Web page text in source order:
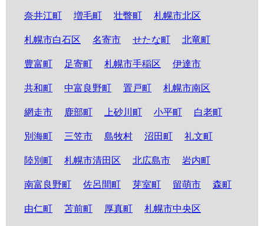
奈井江町 増毛町 壮瞥町 札幌市北区
札幌市白石区 名寄市 せたな町 北竜町
豊富町 足寄町 札幌市手稲区 伊達市
共和町 中富良野町 置戸町 札幌市南区
網走市 鹿部町 上砂川町 小平町 白老町
別海町 三笠市 島牧村 沼田町 礼文町
陸別町 札幌市清田区 北広島市 岩内町
南富良野町 佐呂間町 芽室町 留萌市 森町
由仁町 苫前町 厚真町 札幌市中央区